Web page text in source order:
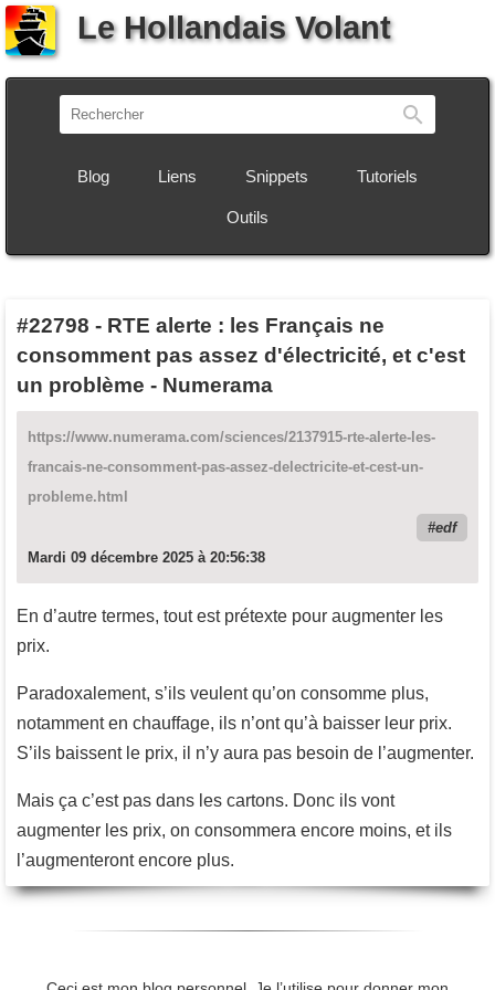
Le Hollandais Volant
Blog Liens Snippets Tutoriels
Outils
#22798 - RTE alerte : les Français ne
consomment pas assez d'électricité, et c'est
un problème - Numerama
https://www.numerama.com/sciences/2137915-rte-alerte-les-
francais-ne-consomment-pas-assez-delectricite-et-cest-un-
probleme.html
edf
Mardi 09 décembre 2025 à 20:56:38
En d’autre termes, tout est prétexte pour augmenter les
prix.
Paradoxalement, s’ils veulent qu’on consomme plus,
notamment en chauffage, ils n’ont qu’à baisser leur prix.
S’ils baissent le prix, il n’y aura pas besoin de l’augmenter.
Mais ça c’est pas dans les cartons. Donc ils vont
augmenter les prix, on consommera encore moins, et ils
l’augmenteront encore plus.